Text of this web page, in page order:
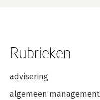
Rubrieken
advisering
algemeen management